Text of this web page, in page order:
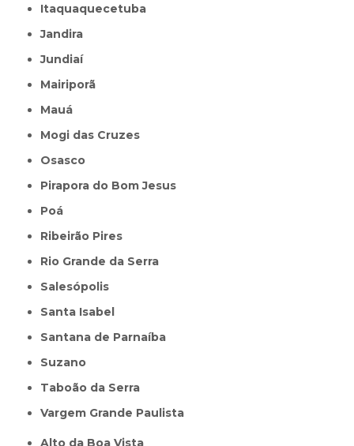
Itaquaquecetuba
Jandira
Jundiaí
Mairiporã
Mauá
Mogi das Cruzes
Osasco
Pirapora do Bom Jesus
Poá
Ribeirão Pires
Rio Grande da Serra
Salesópolis
Santa Isabel
Santana de Parnaíba
Suzano
Taboão da Serra
Vargem Grande Paulista
Alto da Boa Vista